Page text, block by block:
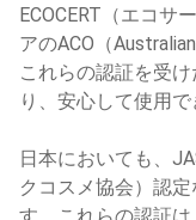
ECOCERT（エコサ
アのACO（
これらの認証を受
り、安心して使用で
日本においても、
クコスメ協会）認